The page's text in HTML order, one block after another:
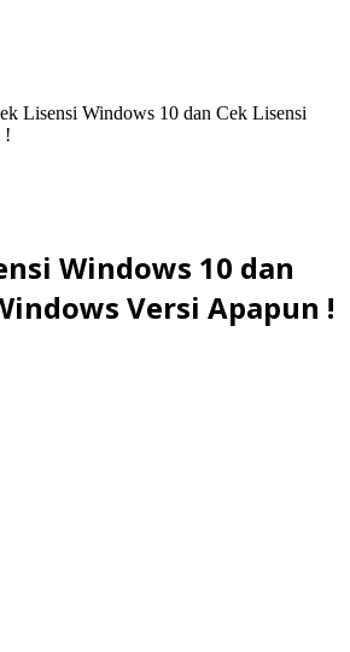
Lisensi Windows 10 dan Cek Lisensi
!
Windows 10 dan
Versi Apapun !